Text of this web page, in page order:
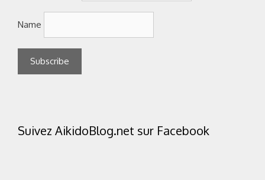
Name
Suivez AikidoBlog.net sur Facebook